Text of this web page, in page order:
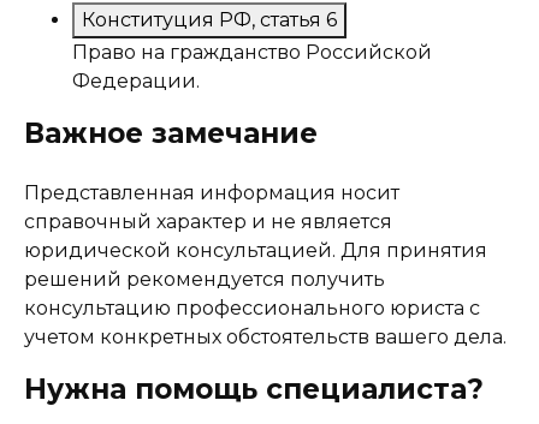
Конституция РФ, статья 6
Право на гражданство Российской
Федерации.
Важное замечание
Представленная информация носит
справочный характер и не является
юридической консультацией. Для принятия
решений рекомендуется получить
консультацию профессионального юриста с
учетом конкретных обстоятельств вашего дела.
Нужна помощь специалиста?